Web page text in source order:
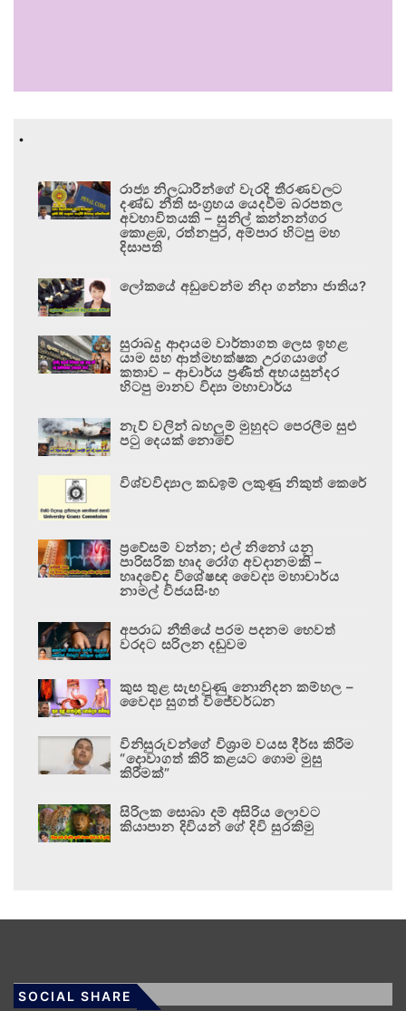
.
රාජ්‍ය නිලධාරීන්ගේ වැරදි තීරණවලට
දණ්ඩ නීති සංග්‍රහය යෙදවීම බරපතල
අවභාවිතයකි – සුනිල් කන්නන්ගර
කොළඹ, රත්නපුර, අම්පාර හිටපු මහ
දිසාපති
ලෝකයේ අඩුවෙන්ම නිදා ගන්නා ජාතිය?
සුරාබදු ආදායම වාර්තාගත ලෙස ඉහළ
යාම සහ ආත්මභක්ෂක උරගයාගේ
කතාව – ආචාර්ය ප්‍රණීත් අභයසුන්දර
හිටපු මානව විද්‍යා මහාචාර්ය
නැව් වලින් බහලුම් මුහුදට පෙරලීම සුළු
පටු දෙයක් නොවේ
විශ්වවිද්‍යාල කඩඉම් ලකුණු නිකුත් කෙරේ
ප්‍රවේසම් වන්න; එල් නිනෝ යනු
පාරිසරික හෘද රෝග අවදානමකි –
හෘදවේද විශේෂඥ වෛද්‍ය මහාචාර්ය
නාමල් විජයසිංහ
අපරාධ නීතියේ පරම පදනම හෙවත්
වරදට සරිලන දඬුවම
කුස තුළ සැඟවුණු නොනිදන කම්හල –
වෛද්‍ය සුගත් විජේවර්ධන
විනිසුරුවන්ගේ විශ්‍රාම වයස දීර්ඝ කිරීම
“දොවාගත් කිරි කළයට ගොම මුසු
කිරීමක්”
සිරිලක සොබා දම් අසිරිය ලොවට
කියාපාන දිවියන් ගේ දිවි සුරකිමු
SOCIAL SHARE